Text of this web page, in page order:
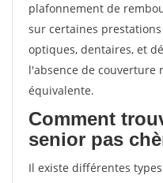
plafonnement de
sur certaines
optiques, dentaires, et
l'absence de
équivalente.
Comment
senior pas
Il existe différentes